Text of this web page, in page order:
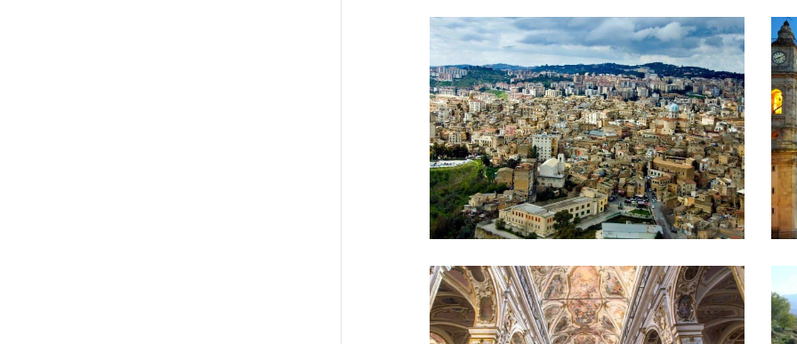
Panorama
Santa Maria la Nova